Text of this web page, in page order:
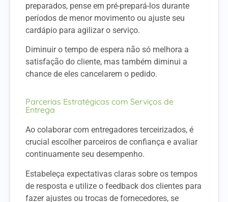
preparados, pense em pré-prepará-los durante
períodos de menor movimento ou ajuste seu
cardápio para agilizar o serviço.
Diminuir o tempo de espera não só melhora a
satisfação do cliente, mas também diminui a
chance de eles cancelarem o pedido.
Parcerias Estratégicas com Serviços de
Entrega
Ao colaborar com entregadores terceirizados, é
crucial escolher parceiros de confiança e avaliar
continuamente seu desempenho.
Estabeleça expectativas claras sobre os tempos
de resposta e utilize o feedback dos clientes para
fazer ajustes ou trocas de fornecedores, se